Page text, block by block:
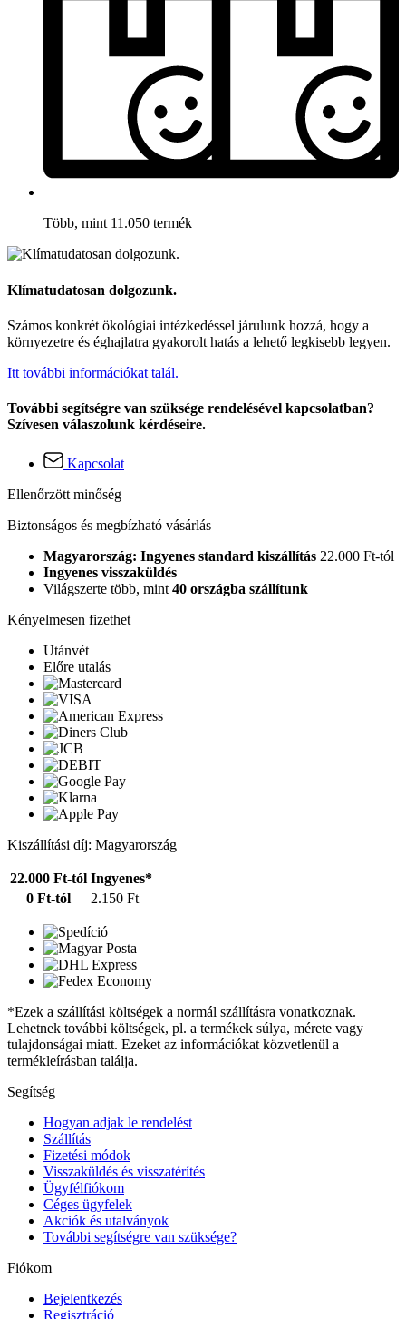
Több, mint 11.050 termék
Klímatudatosan dolgozunk.
Számos konkrét ökológiai intézkedéssel járulunk hozzá, hogy a
környezetre és éghajlatra gyakorolt hatás a lehető legkisebb legyen.
Itt további információkat talál.
További segítségre van szüksége rendelésével kapcsolatban?
Szívesen válaszolunk kérdéseire.
Kapcsolat
Ellenőrzött minőség
Biztonságos és megbízható vásárlás
Magyarország: Ingyenes standard kiszállítás 22.000 Ft-tól
Ingyenes visszaküldés
Világszerte több, mint40 országba szállítunk
Kényelmesen fizethet
Utánvét
Előre utalás
Kiszállítási díj: Magyarország
22.000 Ft-tól Ingyenes*
0 Ft-tól
2.150 Ft
*Ezek a szállítási költségek a normál szállításra vonatkoznak.
Lehetnek további költségek, pl. a termékek súlya, mérete vagy
tulajdonságai miatt. Ezeket az információkat közvetlenül a
termékleírásban találja.
Segítség
Hogyan adjak le rendelést
Szállítás
Fizetési módok
Visszaküldés és visszatérítés
Ügyfélfiókom
Céges ügyfelek
Akciók és utalványok
További segítségre van szüksége?
Fiókom
Bejelentkezés
Regisztráció